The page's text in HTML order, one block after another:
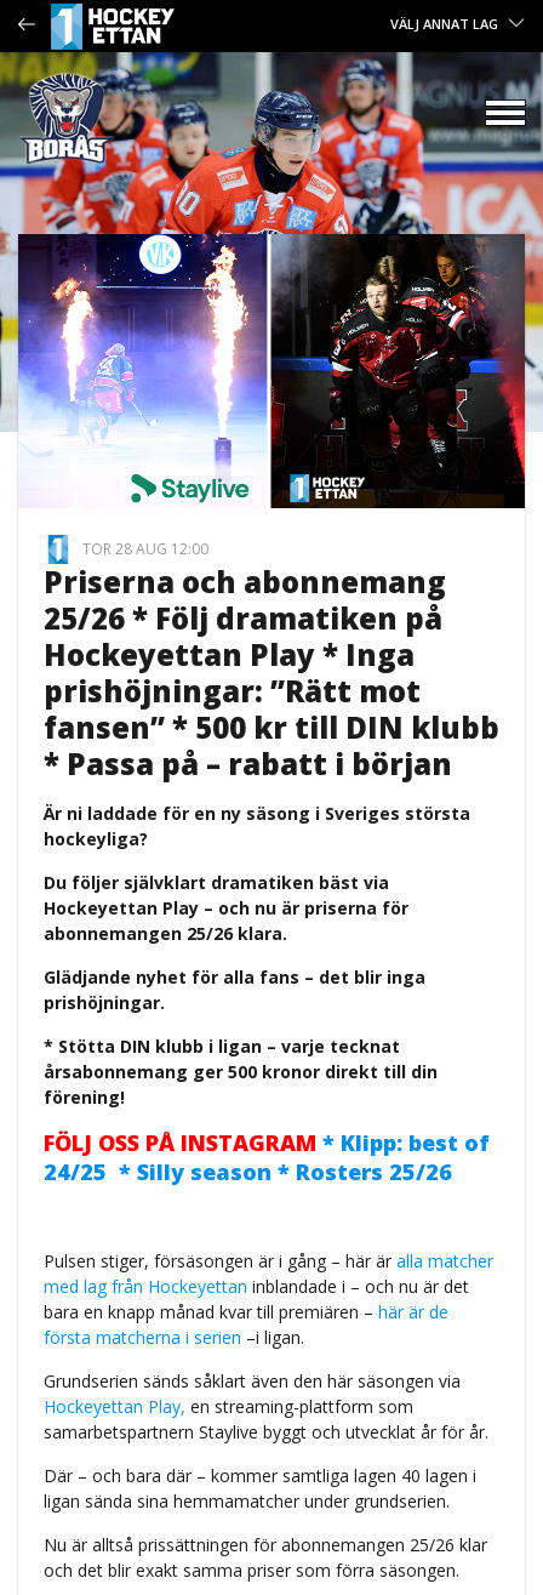
VÄLJ ANNAT LAG
TOR 28 AUG 12:00
Priserna och abonnemang
25/26 * Följ dramatiken på
Hockeyettan Play * Inga
prishöjningar: ”Rätt mot
fansen” * 500 kr till DIN klubb
* Passa på – rabatt i början
Är ni laddade för en ny säsong i Sveriges största
hockeyliga?
Du följer självklart dramatiken bäst via
Hockeyettan Play – och nu är priserna för
abonnemangen 25/26 klara.
Glädjande nyhet för alla fans – det blir inga
prishöjningar.
* Stötta DIN klubb i ligan – varje tecknat
årsabonnemang ger 500 kronor direkt till din
förening!
FÖLJ OSS PÅ INSTAGRAM * Klipp: best of
24/25 * Silly season * Rosters 25/26
Pulsen stiger, försäsongen är i gång – här är alla matcher
med lag från Hockeyettan inblandade i – och nu är det
bara en knapp månad kvar till premiären – här är de
första matcherna i serien –i ligan.
Grundserien sänds såklart även den här säsongen via
Hockeyettan Play, en streaming-plattform som
samarbetspartnern Staylive byggt och utvecklat år för år.
Där – och bara där – kommer samtliga lagen 40 lagen i
ligan sända sina hemmamatcher under grundserien.
Nu är alltså prissättningen för abonnemangen 25/26 klar
och det blir exakt samma priser som förra säsongen.